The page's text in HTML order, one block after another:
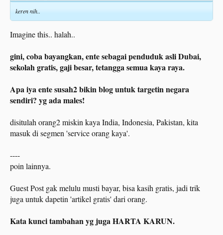
ya.
Google otomatis naikin itu guest post ke rank 1 sesuai jenis blog.
Pastinya pakai AI, kalo cara ini diumbar, bablasss ntar ketahuan lama2 sama
Google, tunggu saya berhasil jual blog lagi senilai $200k baru sy buka
cara ini gratisan, dan readable utk pembaca amerika, buktinya mereka mau
Guest Post, kolaborasi.
Gini, cobalah lathian buat blog tanpa berfikir pakai modal. seminim mungkin,
ntar ketemu trik2 baru.
keren nih..
Imagine this.. halah..
gini, coba bayangkan, ente sebagai penduduk asli Dubai,
sekolah gratis, gaji besar, tetangga semua kaya raya.
Apa iya ente susah2 bikin blog untuk targetin negara
sendiri? yg ada males!
disitulah orang2 miskin kaya India, Indonesia, Pakistan, kita
masuk di segmen 'service orang kaya'.
----
poin lainnya.
Guest Post gak melulu musti bayar, bisa kasih gratis, jadi trik
juga untuk dapetin 'artikel gratis' dari orang.
Kata kunci tambahan yg juga HARTA KARUN.